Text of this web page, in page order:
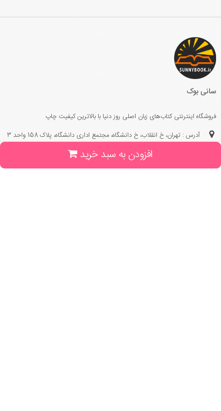
افزودن به سبد خرید
سانی بوک
فروشگاه اینترنتی کتاب‌های زبان اصلی روز دنیا با بالاترین کیفیت چاپ
آدرس : تهران، خ انقلاب، خ دانشگاه، مجتمع اداری دانشگاه، پلاک 158 واحد 3
تماس حاصل فرمایید)